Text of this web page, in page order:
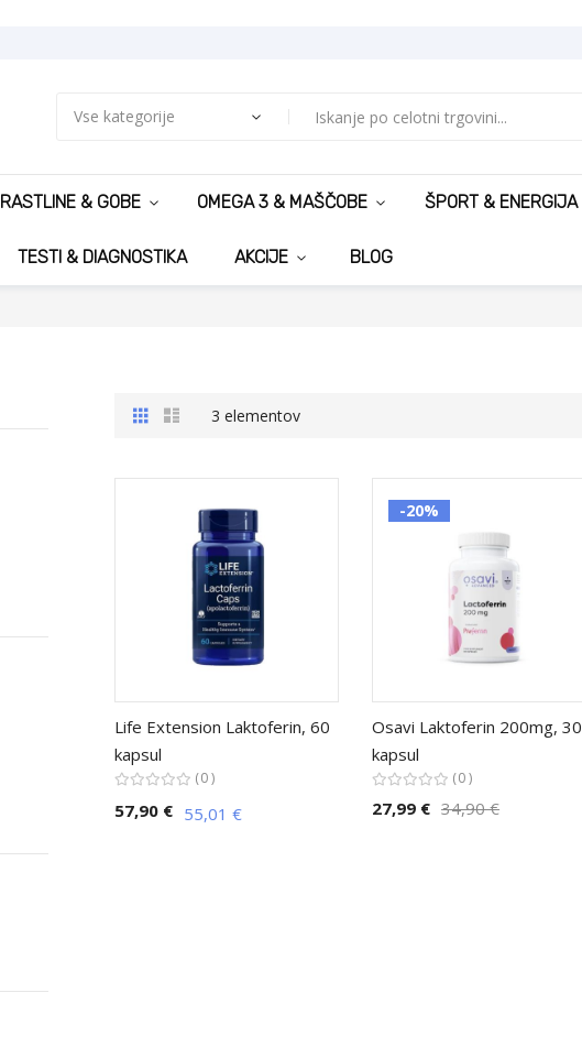
Vse kategorije
RASTLINE & GOBE OMEGA 3 & MAŠČOBE ŠPORT & ENERGIJA
TESTI & DIAGNOSTIKA AKCIJE BLOG
Prikaži
kot
MrežaSeznam
3 elementov
Life Extension Laktoferin, 60
kapsul
0
57,90 € 55,01 €
-20%
Osavi Laktoferin 200mg, 30
kapsul
0
27,99 € 34,90 €